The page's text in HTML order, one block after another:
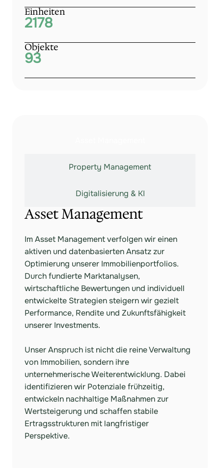
Einheiten
2178
Objekte
93
Property Management
Digitalisierung & KI
Asset Management
Im Asset Management verfolgen wir einen
aktiven und datenbasierten Ansatz zur
Optimierung unserer Immobilienportfolios.
Durch fundierte Marktanalysen,
wirtschaftliche Bewertungen und individuell
entwickelte Strategien steigern wir gezielt
Performance, Rendite und Zukunftsfähigkeit
unserer Investments.
Unser Anspruch ist nicht die reine Verwaltung
von Immobilien, sondern ihre
unternehmerische Weiterentwicklung. Dabei
identifizieren wir Potenziale frühzeitig,
entwickeln nachhaltige Maßnahmen zur
Wertsteigerung und schaffen stabile
Ertragsstrukturen mit langfristiger
Perspektive.